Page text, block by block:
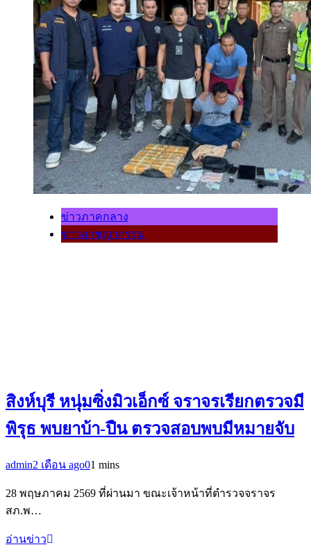
ข่าวภาคกลาง
ข่าวอาชญากรรม
สิงห์บุรี หนุ่มซิ่งมิวเอ็กซ์ จราจรเรียกตรวจมี
พิรุธ พบยาบ้า-ปืน ตรวจสอบพบมีหมายจับ
admin2 เดือน ago01 mins
28 พฤษภาคม 2569 ที่ผ่านมา ขณะเจ้าหน้าที่ตำรวจจราจร
สภ.พ…
อ่านข่าว